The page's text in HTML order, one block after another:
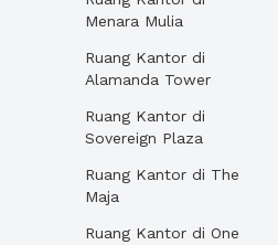
Menara Mulia
Ruang Kantor di
Alamanda Tower
Ruang Kantor di
Sovereign Plaza
Ruang Kantor di The
Maja
Ruang Kantor di One